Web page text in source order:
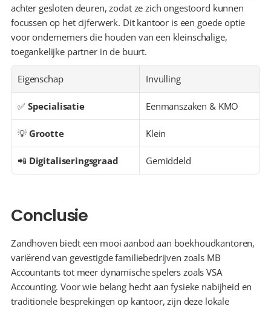
achter gesloten deuren, zodat ze zich ongestoord kunnen
focussen op het cijferwerk. Dit kantoor is een goede optie
voor ondernemers die houden van een kleinschalige,
toegankelijke partner in de buurt.
Eigenschap Invulling
✅ Specialisatie Eenmanszaken & KMO
💡 Grootte Klein
📲 Digitaliseringsgraad Gemiddeld
Conclusie
Zandhoven biedt een mooi aanbod aan boekhoudkantoren,
variërend van gevestigde familiebedrijven zoals MB
Accountants tot meer dynamische spelers zoals VSA
Accounting. Voor wie belang hecht aan fysieke nabijheid en
traditionele besprekingen op kantoor, zijn deze lokale